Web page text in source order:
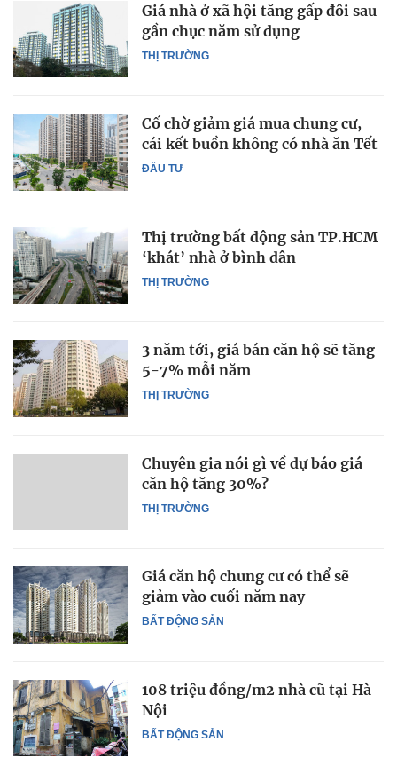
THỊ TRƯỜNG
Giá nhà ở xã hội tăng gấp đôi sau
gần chục năm sử dụng
ĐẦU TƯ
Cố chờ giảm giá mua chung cư,
cái kết buồn không có nhà ăn Tết
THỊ TRƯỜNG
Thị trường bất động sản TP.HCM
‘khát’ nhà ở bình dân
THỊ TRƯỜNG
3 năm tới, giá bán căn hộ sẽ tăng
5-7% mỗi năm
THỊ TRƯỜNG
Chuyên gia nói gì về dự báo giá
căn hộ tăng 30%?
BẤT ĐỘNG SẢN
Giá căn hộ chung cư có thể sẽ
giảm vào cuối năm nay
BẤT ĐỘNG SẢN
108 triệu đồng/m2 nhà cũ tại Hà
Nội